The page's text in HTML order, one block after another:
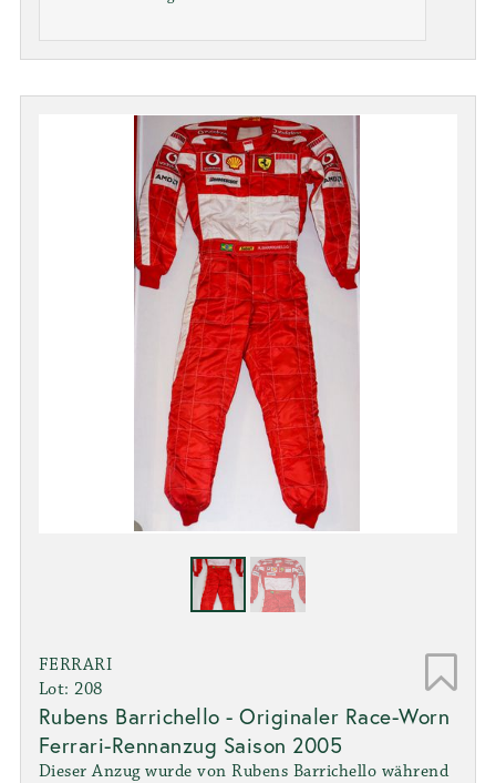
FERRARI
Lot: 208
Rubens Barrichello - Originaler Race-Worn
Ferrari-Rennanzug Saison 2005
Dieser Anzug wurde von Rubens Barrichello während